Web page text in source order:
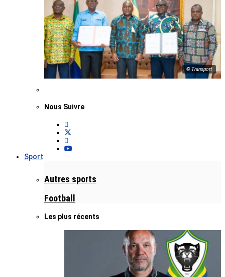
© Transport
Nous Suivre
Sport
Autres sports
Football
Les plus récents